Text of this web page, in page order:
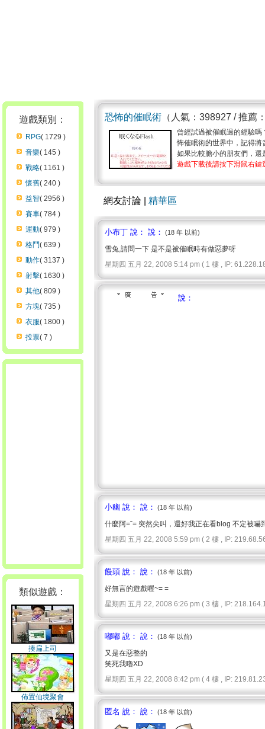
遊戲類別：
RPG( 1729 )
音樂( 145 )
戰略( 1161 )
懷舊( 240 )
益智( 2956 )
賽車( 784 )
運動( 979 )
格鬥( 639 )
動作( 3137 )
射擊( 1630 )
其他( 809 )
方塊( 735 )
衣服( 1800 )
投票( 7 )
類似遊戲：
揍扁上司
佈置仙境聚會
恐怖的催眠術 （人氣：398927 / 推薦
曾經試過被催眠過的經驗
怖催眠術的世界中，記得將
如果比較膽小的朋友們，
遊戲下載後請按下滑鼠右鍵
網友討論 | 精華區
小布丁 說： 說： (18 年 以前)
雪兔,請問一下 是不是被催眠時有做惡夢呀
星期四 五月 22, 2008 5:14 pm ( 1 樓 , IP:
說：
小幽 說： 說： (18 年 以前)
什麼阿=ˇ= 突然尖叫，還好我正在看blog 不定被嚇
星期四 五月 22, 2008 5:59 pm ( 2 樓 , IP:
饅頭 說： 說： (18 年 以前)
好無言的遊戲喔~= =
星期四 五月 22, 2008 6:26 pm ( 3 樓 , IP:
嘟嘟 說： 說： (18 年 以前)
又是在惡整的
笑死我嚕XD
星期四 五月 22, 2008 8:42 pm ( 4 樓 , IP:
匿名 說： 說： (18 年 以前)